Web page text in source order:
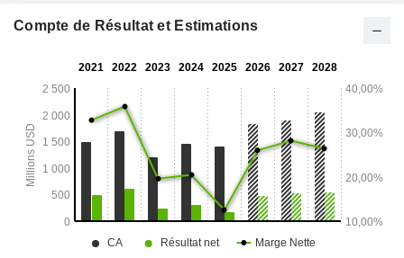
Compte de Résultat et Estimations